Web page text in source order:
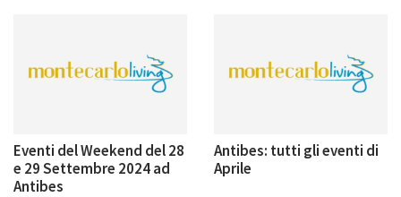
Eventi del Weekend del 28
e 29 Settembre 2024 ad
Antibes
Antibes: tutti gli eventi di
Aprile